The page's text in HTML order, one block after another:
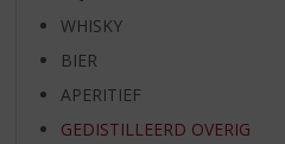
WHISKY
BIER
APERITIEF
GEDISTILLEERD OVERIG